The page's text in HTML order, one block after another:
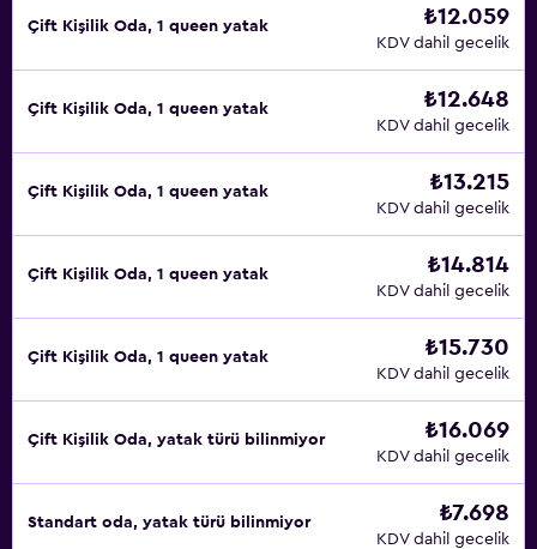
Çift ​Kişilik Oda, 1 queen yatak ₺12.059
KDV dahil gecelik
Çift ​Kişilik Oda, 1 queen yatak ₺12.648
KDV dahil gecelik
Çift ​Kişilik Oda, 1 queen yatak ₺13.215
KDV dahil gecelik
Çift ​Kişilik Oda, 1 queen yatak ₺14.814
KDV dahil gecelik
Çift ​Kişilik Oda, 1 queen yatak ₺15.730
KDV dahil gecelik
Çift ​Kişilik Oda, yatak türü bilinmiyor ₺16.069
KDV dahil gecelik
Standart oda, yatak türü bilinmiyor ₺7.698
KDV dahil gecelik